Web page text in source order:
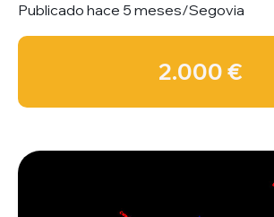
Publicado hace 5 meses/Segovia
2.000 €